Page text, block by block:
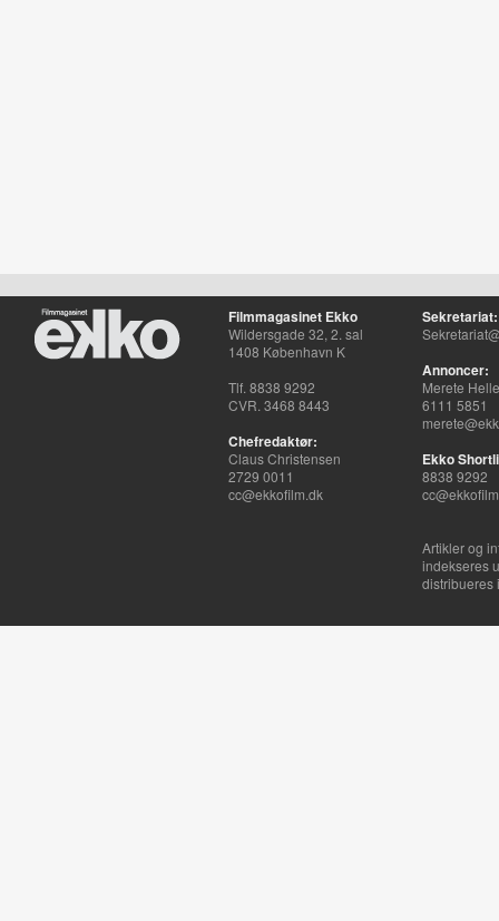
Filmmagasinet Ekko
Wildersgade 32, 2. sal
1408 København K
Tlf. 8838 9292
CVR. 3468 8443
Chefredaktør:
Claus Christensen
2729 0011
cc@ekkofilm.dk
Sekretariat:
Annoncer:
Merete
6111 5851
Ekko
8838 9292
Artikler og
indekseres
distribueres